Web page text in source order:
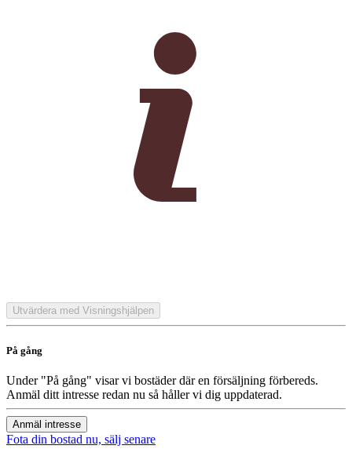
Utvärdera med Visningshjälpen
På gång
Under "På gång" visar vi bostäder där en försäljning förbereds.
Anmäl ditt intresse redan nu så håller vi dig uppdaterad.
Anmäl intresse
Fota din bostad nu, sälj senare